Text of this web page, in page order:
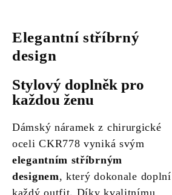
Elegantní stříbrný
design
Stylový doplněk pro
každou ženu
Dámský náramek z chirurgické
oceli CKR778 vyniká svým
elegantním stříbrným
designem, který dokonale doplní